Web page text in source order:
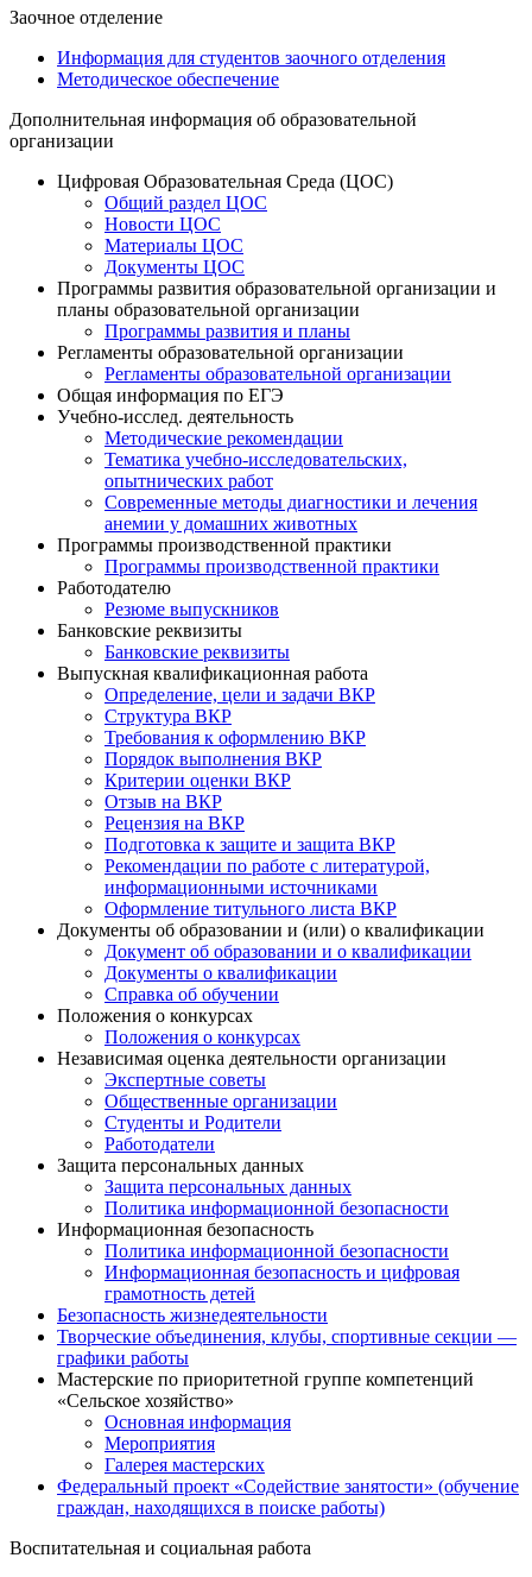
Заочное отделение
Информация для студентов заочного отделения
Методическое обеспечение
Дополнительная информация об образовательной
организации
Цифровая Образовательная Среда (ЦОС)
Общий раздел ЦОС
Новости ЦОС
Материалы ЦОС
Документы ЦОС
Программы развития образовательной организации и
планы образовательной организации
Программы развития и планы
Регламенты образовательной организации
Регламенты образовательной организации
Общая информация по ЕГЭ
Учебно-исслед. деятельность
Методические рекомендации
Тематика учебно-исследовательских,
опытнических работ
Современные методы диагностики и лечения
анемии у домашних животных
Программы производственной практики
Программы производственной практики
Работодателю
Резюме выпускников
Банковские реквизиты
Банковские реквизиты
Выпускная квалификационная работа
Определение, цели и задачи ВКР
Структура ВКР
Требования к оформлению ВКР
Порядок выполнения ВКР
Критерии оценки ВКР
Отзыв на ВКР
Рецензия на ВКР
Подготовка к защите и защита ВКР
Рекомендации по работе с литературой,
информационными источниками
Оформление титульного листа ВКР
Документы об образовании и (или) о квалификации
Документ об образовании и о квалификации
Документы о квалификации
Справка об обучении
Положения о конкурсах
Положения о конкурсах
Независимая оценка деятельности организации
Экспертные советы
Общественные организации
Студенты и Родители
Работодатели
Защита персональных данных
Защита персональных данных
Политика информационной безопасности
Информационная безопасность
Политика информационной безопасности
Информационная безопасность и цифровая
грамотность детей
Безопасность жизнедеятельности
Творческие объединения, клубы, спортивные секции —
графики работы
Мастерские по приоритетной группе компетенций
«Сельское хозяйство»
Основная информация
Мероприятия
Галерея мастерских
Федеральный проект «Содействие занятости» (обучение
граждан, находящихся в поиске работы)
Воспитательная и социальная работа